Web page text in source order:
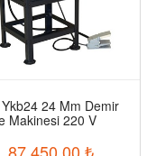
24 Mm Demir
Makinesi 220 V